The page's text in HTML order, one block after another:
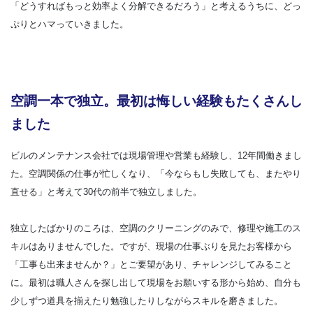
「どうすればもっと効率よく分解できるだろう」と考えるうちに、どっ
ぷりとハマっていきました。
空調一本で独立。最初は悔しい経験もたくさんし
ました
ビルのメンテナンス会社では現場管理や営業も経験し、12年間働きまし
た。空調関係の仕事が忙しくなり、「今ならもし失敗しても、またやり
直せる」と考えて30代の前半で独立しました。
独立したばかりのころは、空調のクリーニングのみで、修理や施工のス
キルはありませんでした。ですが、現場の仕事ぶりを見たお客様から
「工事も出来ませんか？」とご要望があり、チャレンジしてみること
に。最初は職人さんを探し出して現場をお願いする形から始め、自分も
少しずつ道具を揃えたり勉強したりしながらスキルを磨きました。